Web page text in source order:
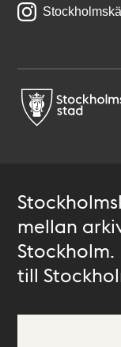
mellan
till